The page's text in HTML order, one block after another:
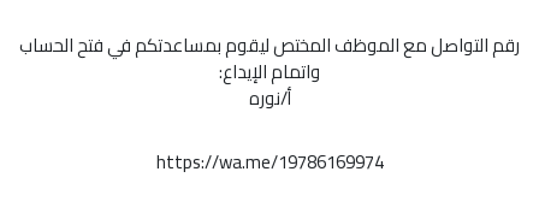
رقم التواصل مع الموظف المختص ليقوم بمساعدتكم في فتح الحساب
واتمام الإيداع:
أ/نوره
https://wa.me/19786169974